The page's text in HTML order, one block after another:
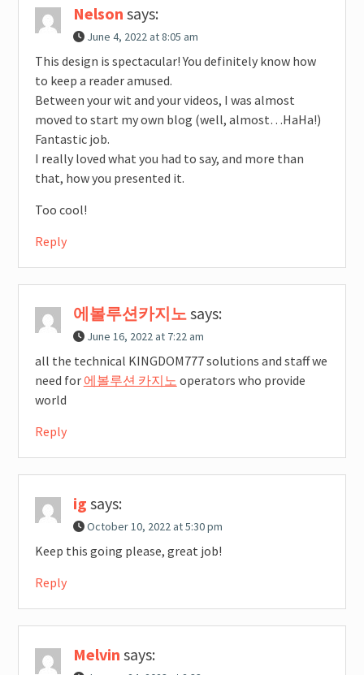
Nelson says:
June 4, 2022 at 8:05 am
This design is spectacular! You definitely know how
to keep a reader amused.
Between your wit and your videos, I was almost
moved to start my own blog (well, almost…HaHa!)
Fantastic job.
I really loved what you had to say, and more than
that, how you presented it.
Too cool!
Reply
에볼루션카지노says:
June 16, 2022 at 7:22 am
all the technical KINGDOM777 solutions and staff we
need for 에볼루션 카지노 operators who provide
world
Reply
ig says:
October 10, 2022 at 5:30 pm
Keep this going please, great job!
Reply
Melvin says: